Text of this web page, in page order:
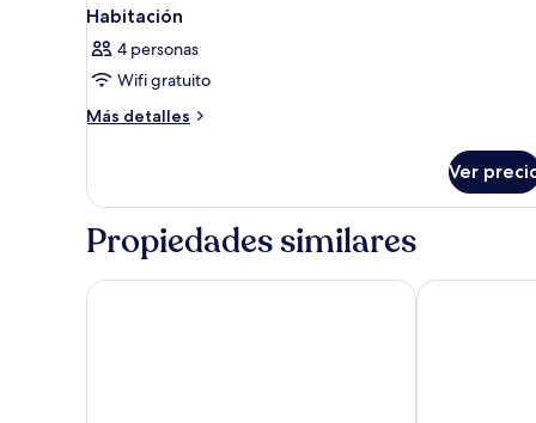
Habitación
4 personas
Wifi gratuito
Más detalles
Más
Ver
Propiedades similares
JUFA Bernkastel Kues M13 Hotel